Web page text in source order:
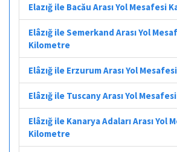
Elazığ ile Bacău Arası Yol Mesafesi
Elâzığ ile Semerkand Arası Yol
Kilometre
Elâzığ ile Erzurum Arası Yol
Elâzığ ile Tuscany Arası Yol
Elâzığ ile Kanarya Adaları Arası Yol
Kilometre